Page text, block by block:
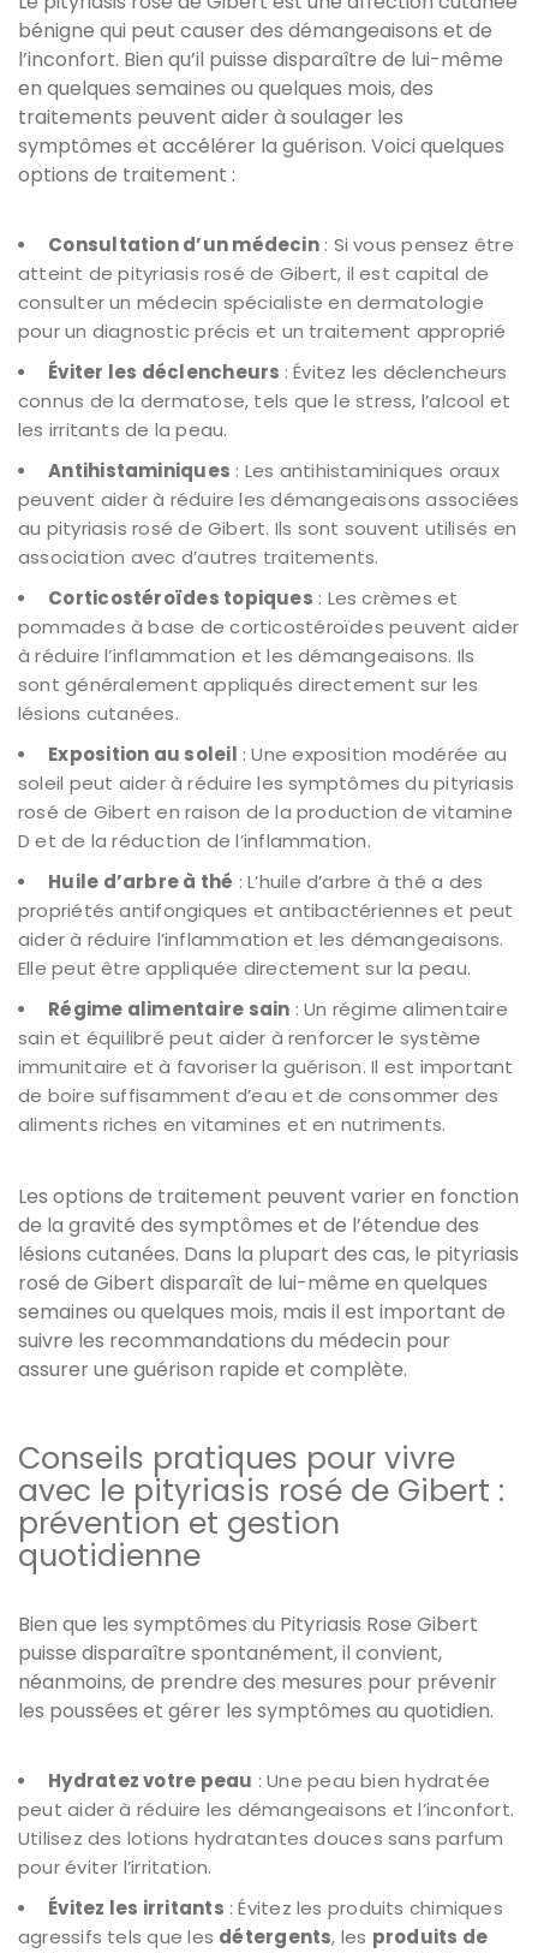
bénigne qui peut causer des démangeaisons et de
l’inconfort. Bien qu’il puisse disparaître de lui-même
en quelques semaines ou quelques mois, des
traitements peuvent aider à soulager les
symptômes et accélérer la guérison. Voici quelques
options de traitement :
Consultation d’un médecin: Si vous pensez être
atteint de pityriasis rosé de Gibert, il est capital de
consulter un médecin spécialiste en dermatologie
pour un diagnostic précis et un traitement approprié
Éviter les déclencheurs : Évitez les déclencheurs
connus de la dermatose, tels que le stress, l’alcool et
les irritants de la peau.
Antihistaminiques : Les antihistaminiques oraux
peuvent aider à réduire les démangeaisons associées
au pityriasis rosé de Gibert. Ils sont souvent utilisés en
association avec d’autres traitements.
Corticostéroïdes topiques : Les crèmes et
pommades à base de corticostéroïdes peuvent aider
à réduire l’inflammation et les démangeaisons. Ils
sont généralement appliqués directement sur les
lésions cutanées.
Exposition au soleil : Une exposition modérée au
soleil peut aider à réduire les symptômes du pityriasis
rosé de Gibert en raison de la production de vitamine
D et de la réduction de l’inflammation.
Huile d’arbre à thé : L’huile d’arbre à thé a des
propriétés antifongiques et antibactériennes et peut
aider à réduire l’inflammation et les démangeaisons.
Elle peut être appliquée directement sur la peau.
Régime alimentaire sain : Un régime alimentaire
sain et équilibré peut aider à renforcer le système
immunitaire et à favoriser la guérison. Il est important
de boire suffisamment d’eau et de consommer des
aliments riches en vitamines et en nutriments.
Les options de traitement peuvent varier en fonction
de la gravité des symptômes et de l’étendue des
lésions cutanées. Dans la plupart des cas, le pityriasis
rosé de Gibert disparaît de lui-même en quelques
semaines ou quelques mois, mais il est important de
suivre les recommandations du médecin pour
assurer une guérison rapide et complète.
Conseils pratiques pour vivre
avec le pityriasis rosé de Gibert :
prévention et gestion
quotidienne
Bien que les symptômes du Pityriasis Rose Gibert
puisse disparaître spontanément, il convient,
néanmoins, de prendre des mesures pour prévenir
les poussées et gérer les symptômes au quotidien.
Hydratez votre peau : Une peau bien hydratée
peut aider à réduire les démangeaisons et l’inconfort.
Utilisez des lotions hydratantes douces sans parfum
pour éviter l’irritation.
Évitez les irritants : Évitez les produits chimiques
agressifs tels que les détergents, les produits de